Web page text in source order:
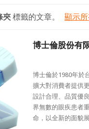
夾標籤的文章。 顯示
博士倫股份有
博士倫於1980年於
擴大對消費者提供
設計合理、品質優
界無數的眼疾患者
命，以全新的面貌